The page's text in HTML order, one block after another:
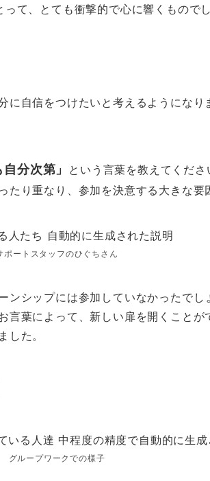
て、とても衝撃的で心に響くものでし
自信をつけたいと考えるようになり
分次第」
という言葉を教えてくださ
り重なり、参加を決意する大きな要
ポートスタッフのひぐちさん
シップには参加していなかったでし
葉によって、新しい扉を開くことが
した。
グループワークでの様子